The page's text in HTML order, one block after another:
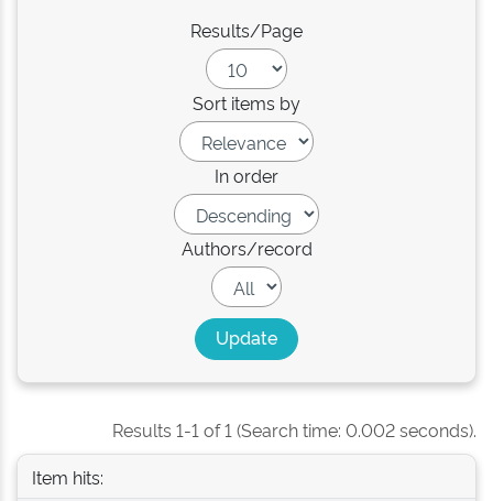
Results/Page
Sort items by
In order
Authors/record
Results 1-1 of 1 (Search time: 0.002 seconds).
Item hits: